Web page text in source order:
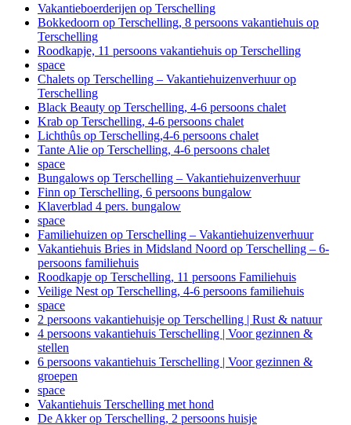
Vakantieboerderijen op Terschelling
Bokkedoorn op Terschelling, 8 persoons vakantiehuis op
Terschelling
Roodkapje, 11 persoons vakantiehuis op Terschelling
space
Chalets op Terschelling – Vakantiehuizenverhuur op
Terschelling
Black Beauty op Terschelling, 4-6 persoons chalet
Krab op Terschelling, 4-6 persoons chalet
Lichthûs op Terschelling,4-6 persoons chalet
Tante Alie op Terschelling, 4-6 persoons chalet
space
Bungalows op Terschelling – Vakantiehuizenverhuur
Finn op Terschelling, 6 persoons bungalow
Klaverblad 4 pers. bungalow
space
Familiehuizen op Terschelling – Vakantiehuizenverhuur
Vakantiehuis Bries in Midsland Noord op Terschelling – 6-
persoons familiehuis
Roodkapje op Terschelling, 11 persoons Familiehuis
Veilige Nest op Terschelling, 4-6 persoons familiehuis
space
2 persoons vakantiehuisje op Terschelling | Rust & natuur
4 persoons vakantiehuis Terschelling | Voor gezinnen &
stellen
6 persoons vakantiehuis Terschelling | Voor gezinnen &
groepen
space
Vakantiehuis Terschelling met hond
De Akker op Terschelling, 2 persoons huisje